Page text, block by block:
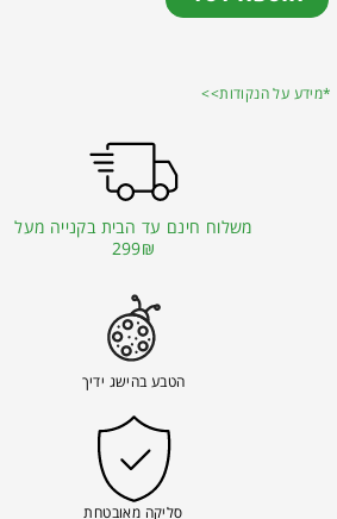
*מידע על הנקודות>>
משלוח חינם עד הבית בקנייה מעל
299₪
הטבע בהישג ידיך
סליקה מאובטחת